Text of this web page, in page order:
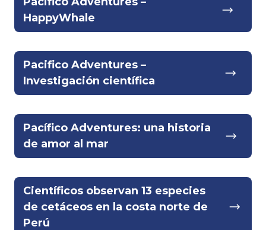
HappyWhale
Pacifico Adventures –
Investigación científica
Pacífico Adventures: una historia
de amor al mar
Científicos observan 13 especies
de cetáceos en la costa norte de
Perú